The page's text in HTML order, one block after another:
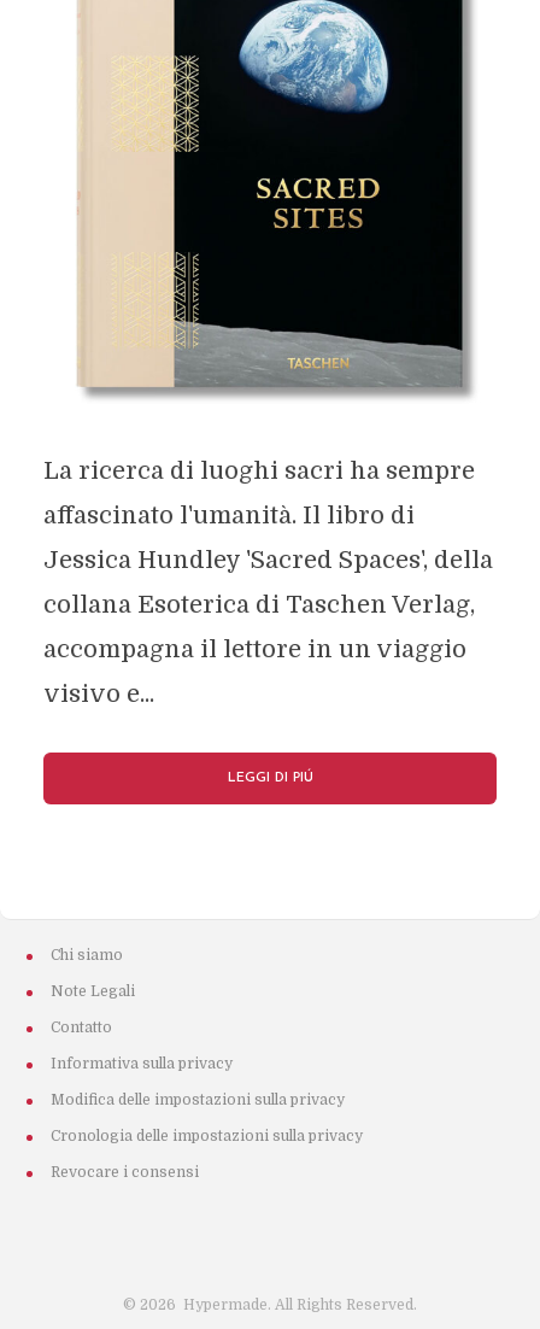
La ricerca di luoghi sacri ha sempre
affascinato l'umanità. Il libro di
Jessica Hundley 'Sacred Spaces', della
collana Esoterica di Taschen Verlag,
accompagna il lettore in un viaggio
visivo e...
LEGGI DI PIÚ
Chi siamo
Note Legali
Contatto
Informativa sulla privacy
Modifica delle impostazioni sulla privacy
Cronologia delle impostazioni sulla privacy
Revocare i consensi
© 2026 Hypermade. All Rights Reserved.